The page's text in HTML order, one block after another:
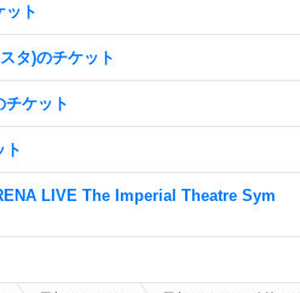
ット
タ)のチケット
チケット
ト
LIVE The Imperial Theatre Sym